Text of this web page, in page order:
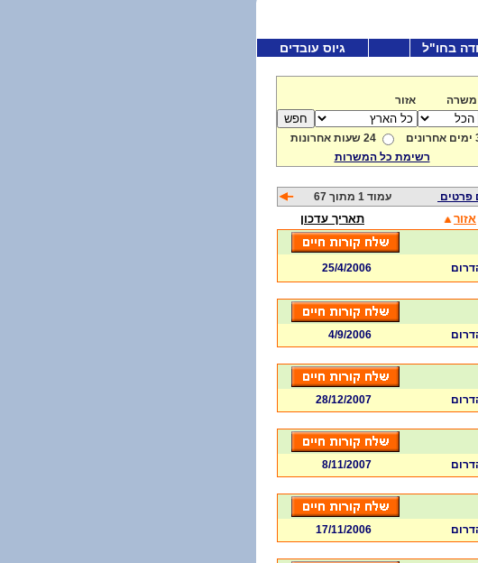
בחו"ל גיוס עובדים
משרה אזור
24 שעות אחרונות
רשימת כל המשרות
פרטים עמוד 1 מתוך 67
אזור תאריך עדכון
25/4/2006
4/9/2006
28/12/2007
8/11/2007
17/11/2006